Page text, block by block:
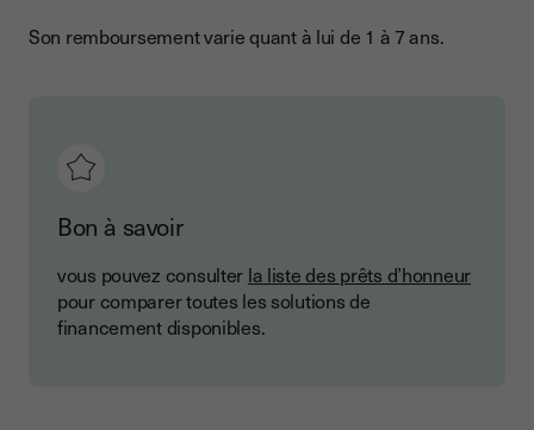
Son remboursement varie quant à lui de 1 à 7 ans.
Bon à savoir
vous pouvez consulter la liste des prêts d’honneur
pour comparer toutes les solutions de
financement disponibles.